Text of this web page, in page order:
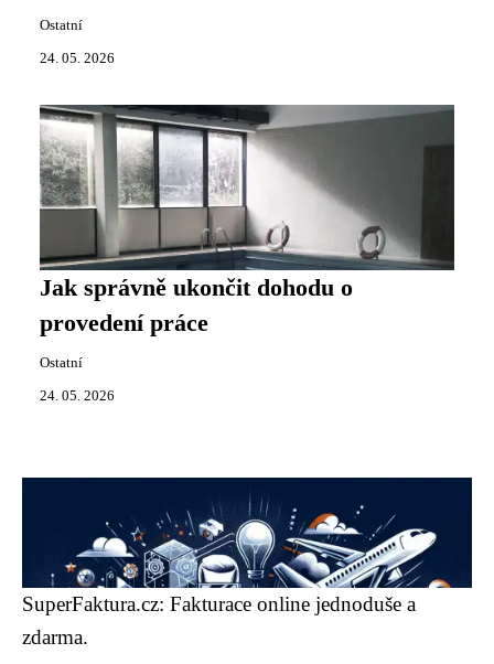
Ostatní
24. 05. 2026
Jak správně ukončit dohodu o
provedení práce
Ostatní
24. 05. 2026
SuperFaktura.cz: Fakturace online jednoduše a
zdarma.